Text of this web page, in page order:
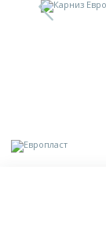
Доставка